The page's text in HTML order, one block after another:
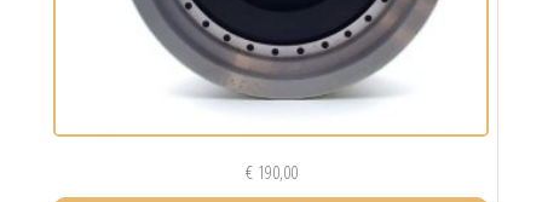
€190,00